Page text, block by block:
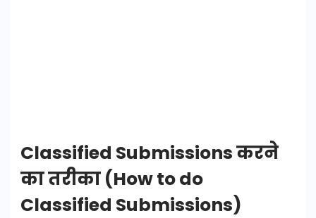
Classified Submissions करने
का तरीका (How to do
Classified Submissions)